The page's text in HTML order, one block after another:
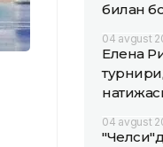
билан
04 avgust
Елена
04 avgust